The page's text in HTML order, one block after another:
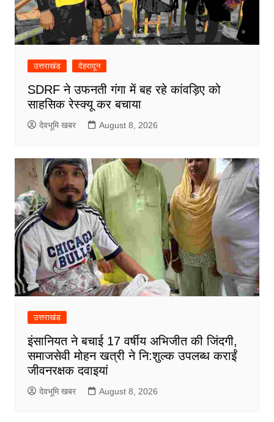
उत्तराखंड देहरादून
SDRF ने उफनती गंगा में बह रहे कांवड़िए को
साहसिक रेस्क्यू कर बचाया
देवभूमि खबर August 8, 2026
उत्तराखंड
इंसानियत ने बचाई 17 वर्षीय अभिजीत की जिंदगी,
समाजसेवी मोहन खत्री ने नि:शुल्क उपलब्ध कराईं
जीवनरक्षक दवाइयां
देवभूमि खबर August 8, 2026